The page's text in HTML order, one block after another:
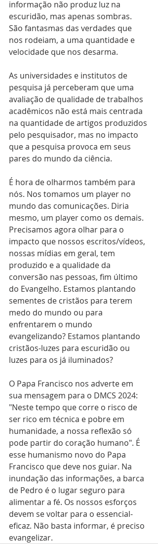
informação não produz luz na
escuridão, mas apenas sombras.
São fantasmas das verdades que
nos rodeiam, a uma quantidade e
velocidade que nos desarma.
As universidades e institutos de
pesquisa já perceberam que uma
avaliação de qualidade de trabalhos
acadêmicos não está mais centrada
na quantidade de artigos produzidos
pelo pesquisador, mas no impacto
que a pesquisa provoca em seus
pares do mundo da ciência.
É hora de olharmos também para
nós. Nos tomamos um player no
mundo das comunicações. Diria
mesmo, um player como os demais.
Precisamos agora olhar para o
impacto que nossos escritos/vídeos,
nossas mídias em geral, tem
produzido e a qualidade da
conversão nas pessoas, fim último
do Evangelho. Estamos plantando
sementes de cristãos para terem
medo do mundo ou para
enfrentarem o mundo
evangelizando? Estamos plantando
cristãos-luzes para escuridão ou
luzes para os já iluminados?
O Papa Francisco nos adverte em
sua mensagem para o DMCS 2024:
"Neste tempo que corre o risco de
ser rico em técnica e pobre em
humanidade, a nossa reflexão só
pode partir do coração humano". É
esse humanismo novo do Papa
Francisco que deve nos guiar. Na
inundação das informações, a barca
de Pedro é o lugar seguro para
alimentar a fé. Os nossos esforços
devem se voltar para o essencial-
eficaz. Não basta informar, é preciso
evangelizar.